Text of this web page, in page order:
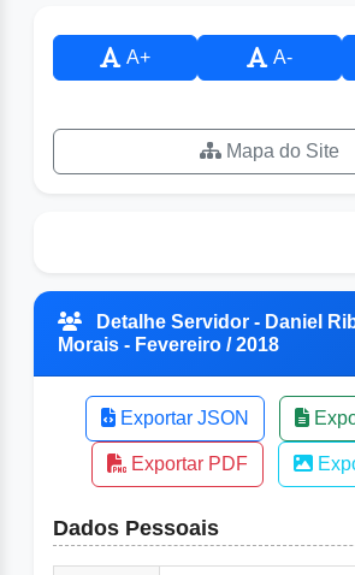
A+ A-
Mapa do Site
Detalhe Servidor - Daniel
Morais - Fevereiro / 2018
Exportar JSON
Exportar PDF
Dados Pessoais